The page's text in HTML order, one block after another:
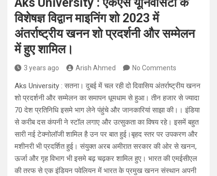
विशेषज्ञ विद्वान माइनिंग शो 2023 में
अंतर्राष्ट्रीय खनन शो प्रदर्शनी और सम्मेलन
में हुए शामिल।
3 years ago Arish Ahmed No Comments
Aks University : सतना। दुबई में चल रही दो दिवासिय अंतर्राष्ट्रीय खनन
शो प्रदर्शनी और सम्मेलन का समापन धूमधाम से हुआ। तीन हजार से ज्यादा
70 देश प्रतिनिधि इसमे भाग लेने पंहुंचे और जानकारियां साझा की।। इंडिया
से करीब दस कंपनी ने स्टॉल लगाए और उत्सुकता का विषय रहे। इसमें बहुत
सारी नई टेक्नोलॉजी शामिल है उन पर बात हुई।बृहद स्तर पर उपकरण और
मशीनरी भी प्रदर्शित हुई। संयुक्त अरब अमीरात सरकार की ओर से खनन,
ऊर्जा और गृह विभाग भी इसमे बढ़ चढ़कर शामिल हुए। भारत की एमईसीएल
की तरफ से एक इंडियन पवेलियन में भारत के प्रमुख खनन संस्थान अपनी